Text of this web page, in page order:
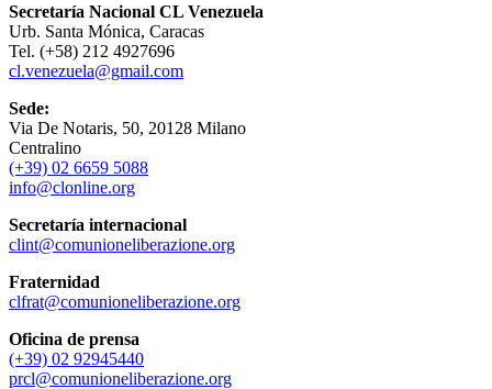
Secretaría Nacional CL Venezuela
Urb. Santa Mónica, Caracas
Tel. (+58) 212 4927696
cl.venezuela@gmail.com
Sede:
Via De Notaris, 50, 20128 Milano
Centralino
(+39) 02 6659 5088
info@clonline.org
Secretaría internacional
clint@comunioneliberazione.org
Fraternidad
clfrat@comunioneliberazione.org
Oficina de prensa
(+39) 02 92945440
prcl@comunioneliberazione.org